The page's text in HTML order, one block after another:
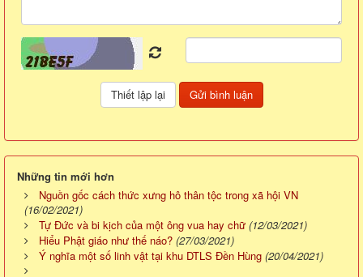
Những tin mới hơn
Nguồn gốc cách thức xưng hô thân tộc trong xã hội VN
(16/02/2021)
Tự Đức và bi kịch của một ông vua hay chữ (12/03/2021)
Hiểu Phật giáo như thế náo? (27/03/2021)
Ý nghĩa một số linh vật tại khu DTLS Đền Hùng (20/04/2021)